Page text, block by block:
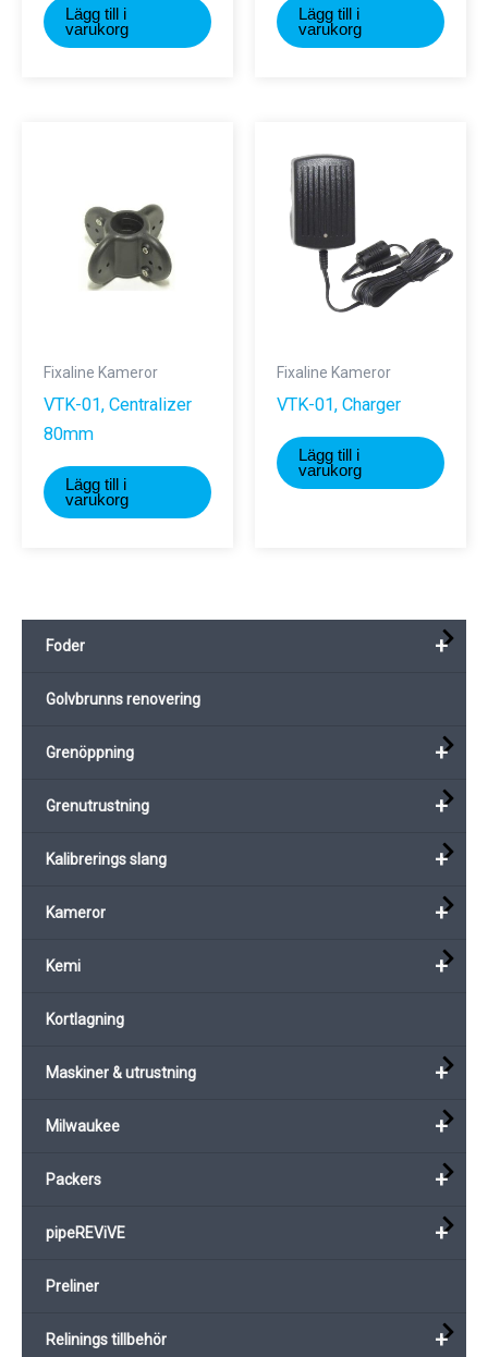
Lägg till i
varukorg
Lägg till i
varukorg
Fixaline Kameror
VTK-01, Centralizer
80mm
Lägg till i
varukorg
Fixaline Kameror
VTK-01, Charger
Lägg till i
varukorg
+
Foder
Golvbrunns renovering
+
Grenöppning
+
Grenutrustning
+
Kalibrerings slang
+
Kameror
+
Kemi
Kortlagning
+
Maskiner & utrustning
+
Milwaukee
+
Packers
+
pipeREViVE
Preliner
+
Relinings tillbehör